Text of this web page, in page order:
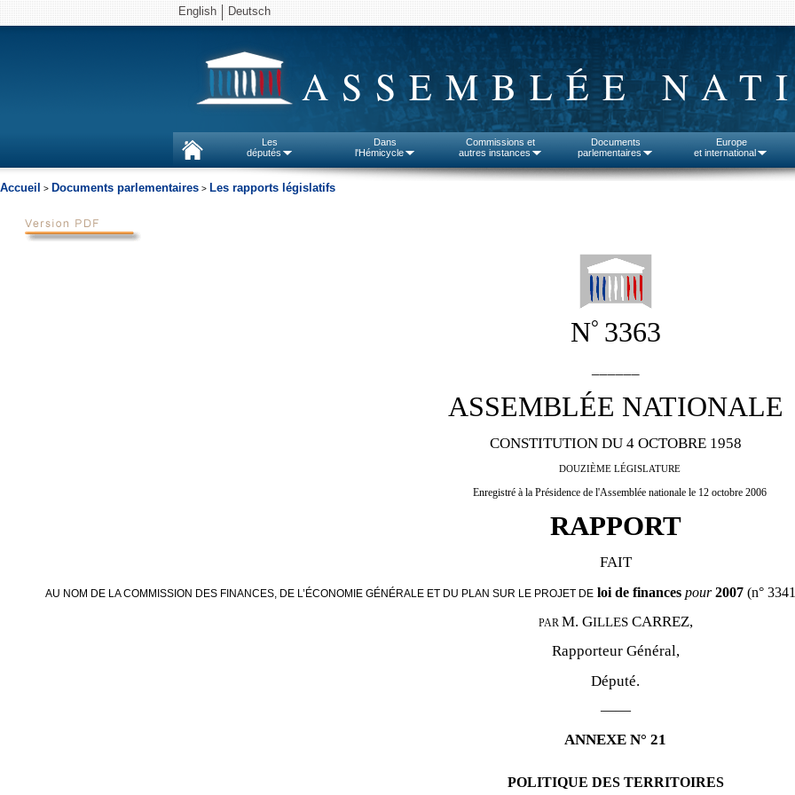
English Deutsch
ASSEMBLÉE
Les
députés
Dans
l'Hémicycle
Commissions et
autres instances
Documents
parlementaires
Europe
et international
Accueil > Documents parlementaires > Les rapports législatifs
N° 3363
ASSEMBLÉE NATIONALE
CONSTITUTION DU 4 OCTOBRE 1958
DOUZIÈME LÉGISLATURE
Enregistré à la Présidence de l'Assemblée nationale le 12 octobre 2006
RAPPORT
FAIT
AU NOM DE LA COMMISSION DES FINANCES, DE L’ÉCONOMIE GÉNÉRALE ET DU PLAN SUR LE PROJET DE loi de finances pour2007 (n°
PAR M. GILLESCARREZ,
Rapporteur Général,
Député.
——
ANNEXE N° 21
POLITIQUE DES TERRITOIRES